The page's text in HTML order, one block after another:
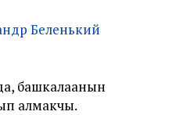
башкалаанын
алмакчы.